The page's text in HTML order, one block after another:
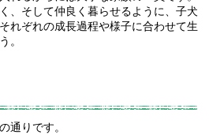
、そして仲良く暮らせるように、子犬
れぞれの成長過程や様子に合わせて生
。
通りです。